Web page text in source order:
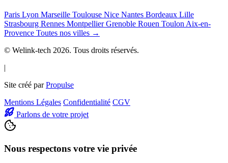
Paris Lyon Marseille Toulouse Nice Nantes Bordeaux Lille
Strasbourg Rennes MontpellierGrenoble Rouen Toulon Aix-en-
Provence Toutes nos villes →
© Welink-tech 2026. Tous droits réservés.
|
Site créé parPropulse
Mentions Légales Confidentialité CGV
Parlons de votre projet
Nous respectons votre vie privée